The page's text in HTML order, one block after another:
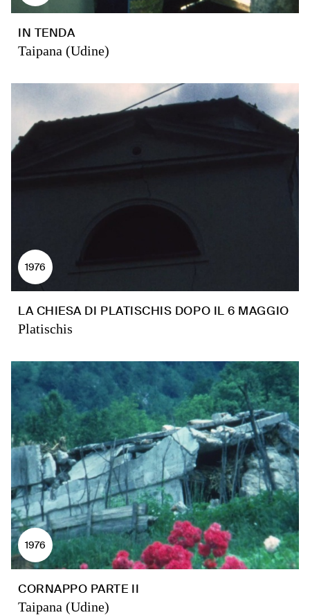
IN TENDA
Taipana (Udine)
1976
LA CHIESA DI PLATISCHIS DOPO IL 6 MAGGIO
Platischis
1976
CORNAPPO PARTE II
Taipana (Udine)